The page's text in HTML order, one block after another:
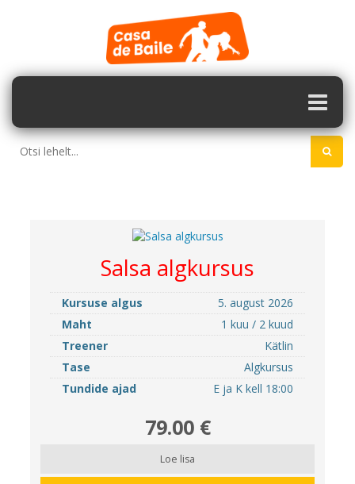
Salsa algkursus
Kursuse algus
5. august 2026
Maht
1 kuu / 2 kuud
Treener
Kätlin
Tase
Algkursus
Tundide ajad
E ja K kell 18:00
79.00 €
Loe lisa